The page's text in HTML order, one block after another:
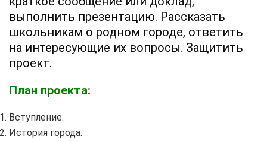
выполнить презентацию. Рассказать
школьникам о родном городе, ответить
на интересующие их вопросы. Защитить
проект.
План проекта:
Вступление.
История города.